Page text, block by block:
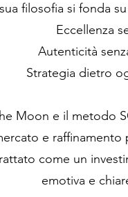
filosofia si fonda
Eccellenza
Autenticità
Strategia dietro
Moon e il metodo
e
come un
emotiva e